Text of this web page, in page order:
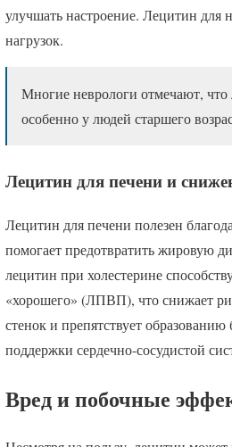
улучшать настроение. Лецитин
нагрузок.
Многие неврологи отмечают,
особенно у людей старшего
Лецитин для печени и
Лецитин для печени полезен
помогает предотвратить жировую
лецитин при холестерине
«хорошего» (ЛПВП), что снижает
стенок и препятствует
поддержки сердечно-сосудистой
Вред и побочные